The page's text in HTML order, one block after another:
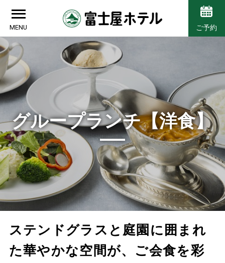
MENU ご予約
グループランチ【洋食】
ステンドグラスと庭園に囲まれ
た華やかな空間が、ご会食を彩